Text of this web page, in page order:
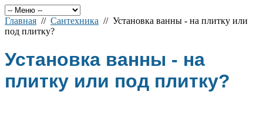
Главная // Сантехника // Установка ванны - на плитку или
под плитку?
Установка ванны - на
плитку или под плитку?